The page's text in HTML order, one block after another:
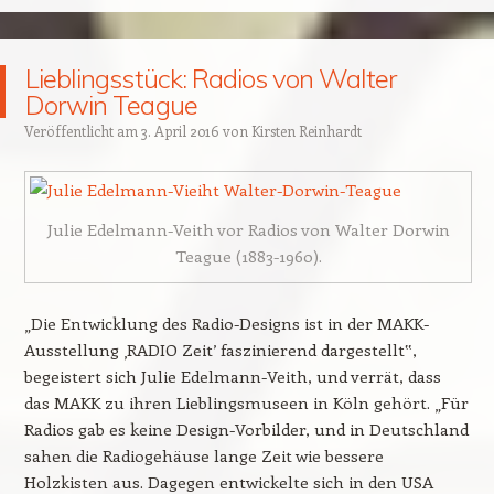
Lieblingsstück: Radios von Walter
Dorwin Teague
Veröffentlicht am 3. April 2016 von Kirsten Reinhardt
Julie Edelmann-Veith vor Radios von Walter Dorwin
Teague (1883-1960).
„Die Entwicklung des Radio-Designs ist in der MAKK-
Ausstellung ‚RADIO Zeit’ faszinierend dargestellt‟,
begeistert sich Julie Edelmann-Veith, und verrät, dass
das MAKK zu ihren Lieblingsmuseen in Köln gehört. „Für
Radios gab es keine Design-Vorbilder, und in Deutschland
sahen die Radiogehäuse lange Zeit wie bessere
Holzkisten aus. Dagegen entwickelte sich in den USA